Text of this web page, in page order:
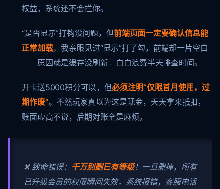
权益，系统还不会拦你。
“是否显示”打钩没问题，但前端页面一定要确认信息能
正常加载。我亲眼见过“显示”打了勾，前端却一片空白
——原因就是缓存没刷新，白白浪费半天排查时间。
开卡送5000积分可以，但必须注明“仅限首月使用，过
期作废”。不然玩家真以为这是现金，天天拿来抵扣，
账面虚高不说，后期对账全是麻烦。
❌ 致命错误： 千万别删已有等级！一旦删掉，所有
已升级会员的权限瞬间失效，系统报错，客服电话